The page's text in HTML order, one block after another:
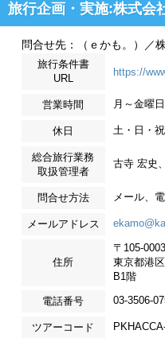
旅行企画・実施:株式会
問合せ先：（ｅかも。）／
旅行条件書
URL
https://
営業時間 月～金曜
休日 土・日・
総合旅行業務
取扱管理者
古寺 宏史
問合せ方法 メール、
メールアドレス
住所
〒105-0003
東京都港
B1階
電話番号 03-3506-
ツアーコード